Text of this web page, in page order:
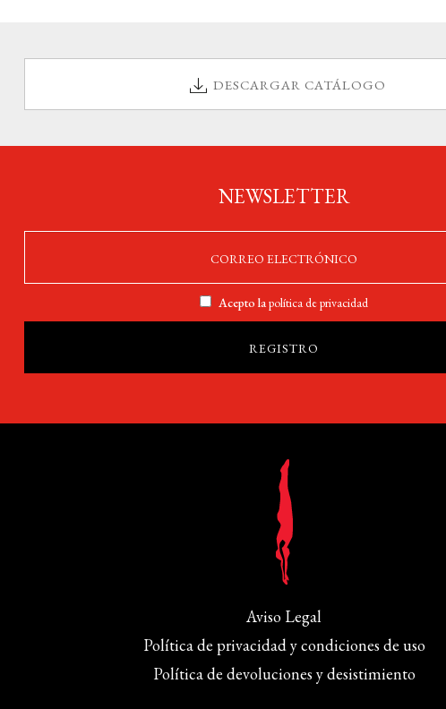
DESCARGAR CATÁLOGO
NEWSLETTER
Acepto lapolítica de privacidad
Aviso Legal
Política de privacidad y condiciones de uso
Política de devoluciones y desistimiento